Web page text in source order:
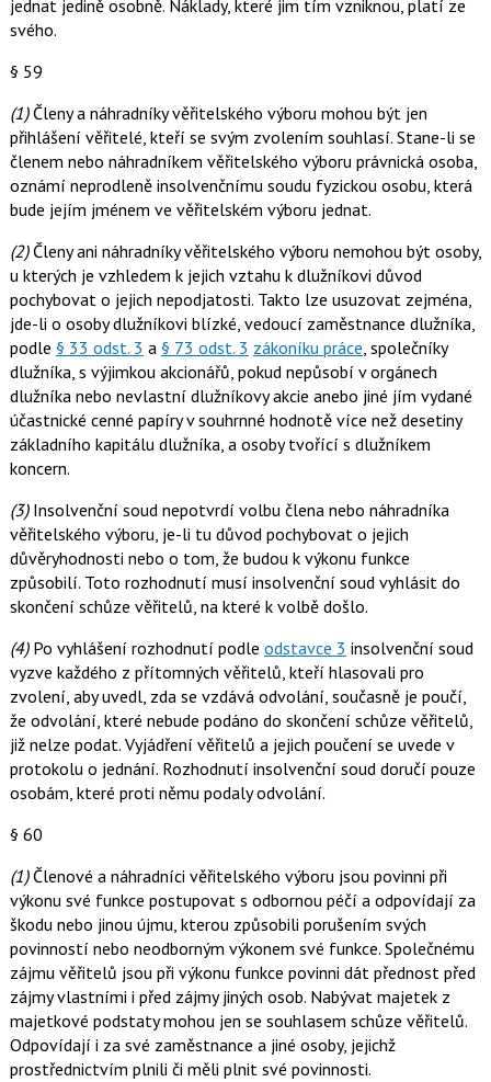
jednat jedině osobně. Náklady, které jim tím vzniknou, platí ze
svého.
§ 59
(1)Členy a náhradníky věřitelského výboru mohou být jen
přihlášení věřitelé, kteří se svým zvolením souhlasí. Stane-li se
členem nebo náhradníkem věřitelského výboru právnická osoba,
oznámí neprodleně insolvenčnímu soudu fyzickou osobu, která
bude jejím jménem ve věřitelském výboru jednat.
(2)Členy ani náhradníky věřitelského výboru nemohou být osoby,
u kterých je vzhledem k jejich vztahu k dlužníkovi důvod
pochybovat o jejich nepodjatosti. Takto lze usuzovat zejména,
jde-li o osoby dlužníkovi blízké, vedoucí zaměstnance dlužníka,
podle § 33 odst. 3 a § 73 odst. 3 zákoníku práce, společníky
dlužníka, s výjimkou akcionářů, pokud nepůsobí v orgánech
dlužníka nebo nevlastní dlužníkovy akcie anebo jiné jím vydané
účastnické cenné papíry v souhrnné hodnotě více než desetiny
základního kapitálu dlužníka, a osoby tvořící s dlužníkem
koncern.
(3)Insolvenční soud nepotvrdí volbu člena nebo náhradníka
věřitelského výboru, je-li tu důvod pochybovat o jejich
důvěryhodnosti nebo o tom, že budou k výkonu funkce
způsobilí. Toto rozhodnutí musí insolvenční soud vyhlásit do
skončení schůze věřitelů, na které k volbě došlo.
(4)Po vyhlášení rozhodnutí podle odstavce 3 insolvenční soud
vyzve každého z přítomných věřitelů, kteří hlasovali pro
zvolení, aby uvedl, zda se vzdává odvolání, současně je poučí,
že odvolání, které nebude podáno do skončení schůze věřitelů,
již nelze podat. Vyjádření věřitelů a jejich poučení se uvede v
protokolu o jednání. Rozhodnutí insolvenční soud doručí pouze
osobám, které proti němu podaly odvolání.
§ 60
(1)Členové a náhradníci věřitelského výboru jsou povinni při
výkonu své funkce postupovat s odbornou péčí a odpovídají za
škodu nebo jinou újmu, kterou způsobili porušením svých
povinností nebo neodborným výkonem své funkce. Společnému
zájmu věřitelů jsou při výkonu funkce povinni dát přednost před
zájmy vlastními i před zájmy jiných osob. Nabývat majetek z
majetkové podstaty mohou jen se souhlasem schůze věřitelů.
Odpovídají i za své zaměstnance a jiné osoby, jejichž
prostřednictvím plnili či měli plnit své povinnosti.